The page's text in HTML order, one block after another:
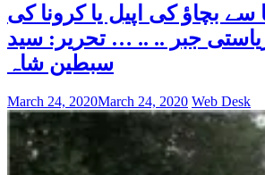
بچاؤ کی اپیل یا کرونا کی
جبر .. .. … تحریر: سید
سبطین شاہ
March 24, 2020March 24, 2020 Web Desk